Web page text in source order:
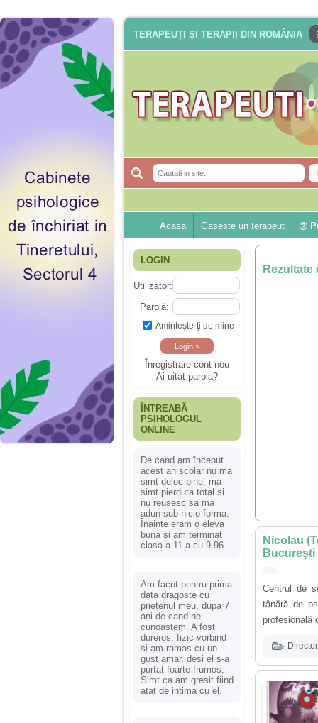
TERAPEUȚI ȘI TERAPII DIN ROMÂNIA
Acasa Gaseste un terapeut
LOGIN
Utilizator:
Parolă:
Aminteşte-ţi de mine
Înregistrare cont nou
Ai uitat parola?
ÎNTREABĂ
PSIHOLOGUL
ONLINE
De cand am început
acest an scolar nu ma
simt deloc bine, ma
simt pierduta total si
nu reusesc sa ma
adun sub nicio forma.
Înainte eram o eleva
buna si am terminat
clasa a 11-a cu 9.96.
Am facut pentru prima
data dragoste cu
prietenul meu, dupa 7
ani de cand ne
cunoastem. A fost
dureros, fizic vorbind
si am ramas cu un
gust amar, desi el s-a
purtat foarte frumos.
Simt ca am gresit fiind
atat de intima cu el.
Rezultate
Nicolau
București
Centrul de
tânără de
profesională